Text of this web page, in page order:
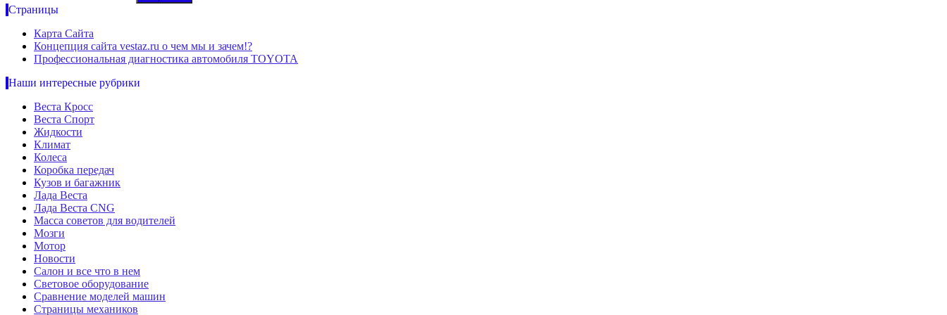
Страницы
Карта Сайта
Концепция сайта vestaz.ru о чем мы и зачем!?
Профессиональная диагностика автомобиля TOYOTA
Наши интересные рубрики
Веста Кросс
Веста Спорт
Жидкости
Климат
Колеса
Коробка передач
Кузов и багажник
Лада Веста
Лада Веста CNG
Масса советов для водителей
Мозги
Мотор
Новости
Салон и все что в нем
Световое оборудование
Сравнение моделей машин
Страницы механиков